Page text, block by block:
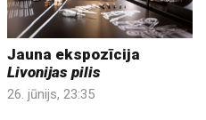
Jauna ekspozīcija
Livonijas pilis
26. jūnijs, 23:35